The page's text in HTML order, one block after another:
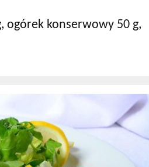
ogórek konserwowy 50 g,